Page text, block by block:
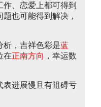
、恋爱上都可得到
也可能得到解决，
析，吉祥色彩是蓝
在正南方向 ，幸运数
表进展慢且有阻碍亏